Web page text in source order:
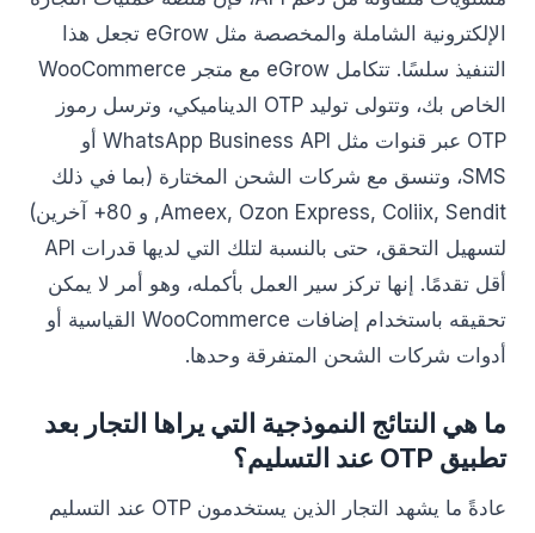
الإلكترونية الشاملة والمخصصة مثل eGrow تجعل هذا
التنفيذ سلسًا. تتكامل eGrow مع متجر WooCommerce
الخاص بك، وتتولى توليد OTP الديناميكي، وترسل رموز
OTP عبر قنوات مثل WhatsApp Business API أو
SMS، وتنسق مع شركات الشحن المختارة (بما في ذلك
Ameex, Ozon Express, Coliix, Sendit, و 80+ آخرين)
لتسهيل التحقق، حتى بالنسبة لتلك التي لديها قدرات API
أقل تقدمًا. إنها تركز سير العمل بأكمله، وهو أمر لا يمكن
تحقيقه باستخدام إضافات WooCommerce القياسية أو
أدوات شركات الشحن المتفرقة وحدها.
ما هي النتائج النموذجية التي يراها التجار بعد
تطبيق OTP عند التسليم؟
عادةً ما يشهد التجار الذين يستخدمون OTP عند التسليم